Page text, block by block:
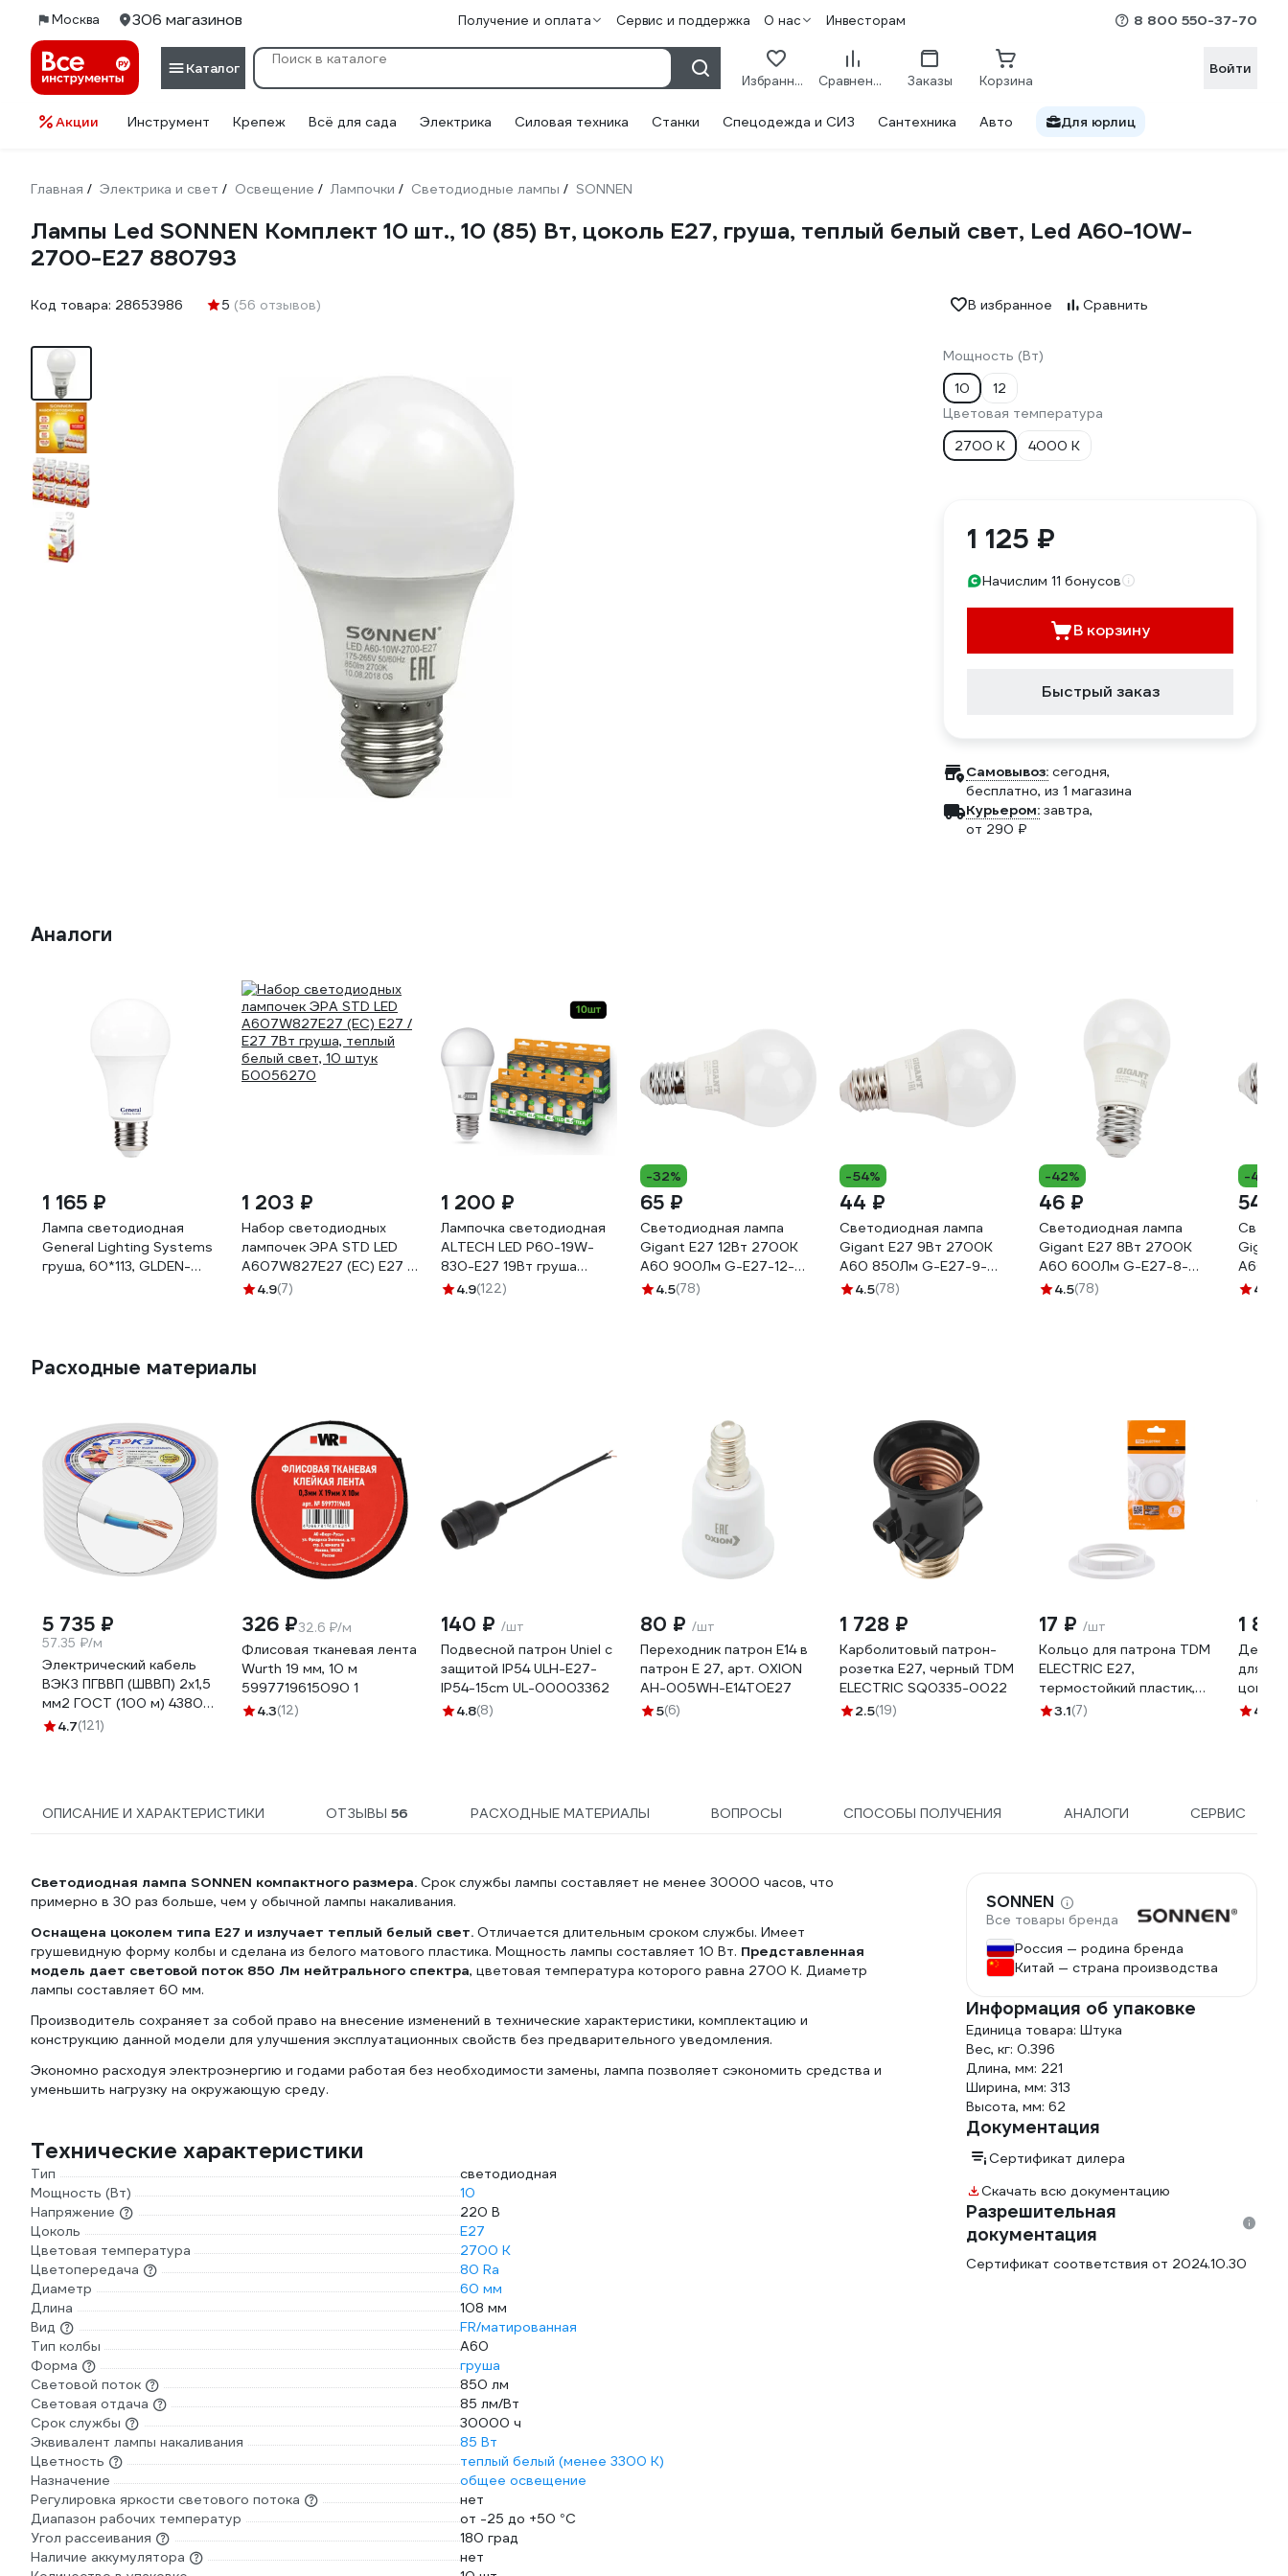
Москва 306 магазинов Получение и оплата Сервис и поддержка О нас Инвесторам 8 800 550-37-70
Каталог
Избранное Сравнение Заказы Корзина
Войти
Акции Инструмент Крепеж Всё для сада Электрика Силовая техника Станки Спецодежда и СИЗ Сантехника Авто Для юрлиц
Главная / Электрика и свет / Освещение / Лампочки / Светодиодные лампы / SONNEN
Лампы Led SONNEN Комплект 10 шт., 10 (85) Вт, цоколь Е27, груша, теплый белый свет, Led A60-10W-
2700-E27 880793
Код товара: 28653986 5 (56 отзывов) В избранное Сравнить
Мощность (Вт)
10
12
Цветовая температура
2700 К
4000 К
1 125 ₽
Начислим 11 бонусов
В корзину
Быстрый заказ
Самовывоз: сегодня,
бесплатно, из 1 магазина
Курьером: завтра,
от 290 ₽
Аналоги
1 165 ₽
Лампа светодиодная
General Lighting Systems
груша, 60*113, GLDEN-
1 203 ₽
Набор светодиодных
лампочек ЭРА STD LED
A607W827E27 (EC) Е27 /
E27 7Вт груша, теплый
4.9(7)
1 200 ₽
Лампочка светодиодная
ALTECH LED Р60-19W-
830-E27 19Вт груша
теплый белый свет 10шт
4.9(122)
-32%
65 ₽
Светодиодная лампа
Gigant E27 12Вт 2700К
А60 900Лм G-E27-12-
2700K
4.5(78)
-54%
44 ₽
Светодиодная лампа
Gigant E27 9Вт 2700К
А60 850Лм G-E27-9-
2700K
4.5(78)
-42%
46 ₽
Светодиодная лампа
Gigant E27 8Вт 2700К
А60 600Лм G-E27-8-
2700K
4.5(78)
-43%
54 ₽
Gigant
А60
2700K
4.5
Расходные материалы
5 735 ₽
57.35 ₽/м
Электрический кабель
ВЭКЗ ПГВВП (ШВВП) 2x1,5
мм2 ГОСТ (100 м) 43805
VEKZ00037
4.7(121)
326 ₽32.6 ₽/м
Флисовая тканевая лента
Wurth 19 мм, 10 м
5997719615090 1
4.3(12)
140 ₽ /шт
Подвесной патрон Uniel с
защитой IP54 ULH-E27-
IP54-15cm UL-00003362
4.8(8)
80 ₽ /шт
Переходник патрон Е14 в
патрон Е 27, арт. OXION
AH-005WH-E14TOE27
5(6)
1 728 ₽
Карболитовый патрон-
розетка Е27, черный TDM
ELECTRIC SQ0335-0022
2.5(19)
17 ₽ /шт
Кольцо для патрона TDM
ELECTRIC Е27,
термостойкий пластик,
белый SQ0335-0162
3.1(7)
1
Демо-
для
gx53
4.2
ОПИСАНИЕ И ХАРАКТЕРИСТИКИ ОТЗЫВЫ56 РАСХОДНЫЕ МАТЕРИАЛЫ ВОПРОСЫ СПОСОБЫ ПОЛУЧЕНИЯ АНАЛОГИ СЕРВИС
Светодиодная лампа SONNEN компактного размера. Срок службы лампы составляет не менее 30000 часов, что
примерно в 30 раз больше, чем у обычной лампы накаливания.
Оснащена цоколем типа Е27 и излучает теплый белый cвет. Отличается длительным сроком службы. Имеет
грушевидную форму колбы и сделана из белого матового пластика. Мощность лампы составляет 10 Вт. Представленная
модель дает световой поток 850 Лм нейтрального спектра, цветовая температура которого равна 2700 K. Диаметр
лампы составляет 60 мм.
Производитель сохраняет за собой право на внесение изменений в технические характеристики, комплектацию и
конструкцию данной модели для улучшения эксплуатационных свойств без предварительного уведомления.
Экономно расходуя электроэнергию и годами работая без необходимости замены, лампа позволяет сэкономить средства и
уменьшить нагрузку на окружающую среду.
Технические характеристики
Тип
светодиодная
Мощность (Вт)
10
Напряжение
220 В
Цоколь
E27
Цветовая температура
2700 К
Цветопередача
80 Ra
Диаметр
60 мм
Длина
108 мм
Вид
FR/матированная
Тип колбы
A60
Форма
груша
Световой поток
850 лм
Световая отдача
85 лм/Вт
Срок службы
30000 ч
Эквивалент лампы накаливания
85 Вт
Цветность
теплый белый (менее 3300 К)
Назначение
общее освещение
Регулировка яркости светового потока
нет
Диапазон рабочих температур
от -25 до +50 °С
Угол рассеивания
180 град
Наличие аккумулятора
нет
SONNEN
Все товары бренда
Россия — родина бренда
Китай — страна производства
Информация об упаковке
Единица товара: Штука
Вес, кг: 0.396
Длина, мм: 221
Ширина, мм: 313
Высота, мм: 62
Документация
Сертификат дилера
Скачать всю документацию
Разрешительная
документация
Сертификат соответствия от 2024.10.30